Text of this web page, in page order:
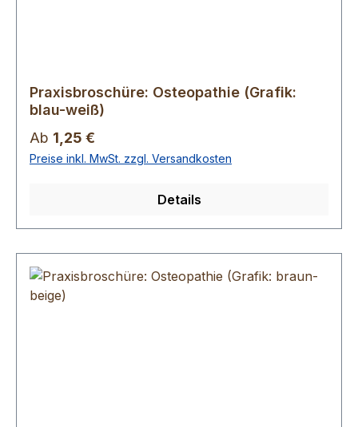
Praxisbroschüre: Osteopathie (Grafik:
blau-weiß)
Regulärer Preis:
Ab 1,25 €
Preise inkl. MwSt. zzgl. Versandkosten
Details